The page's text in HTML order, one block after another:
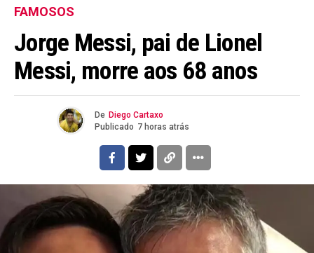
FAMOSOS
Jorge Messi, pai de Lionel
Messi, morre aos 68 anos
De Diego Cartaxo
Publicado 7 horas atrás